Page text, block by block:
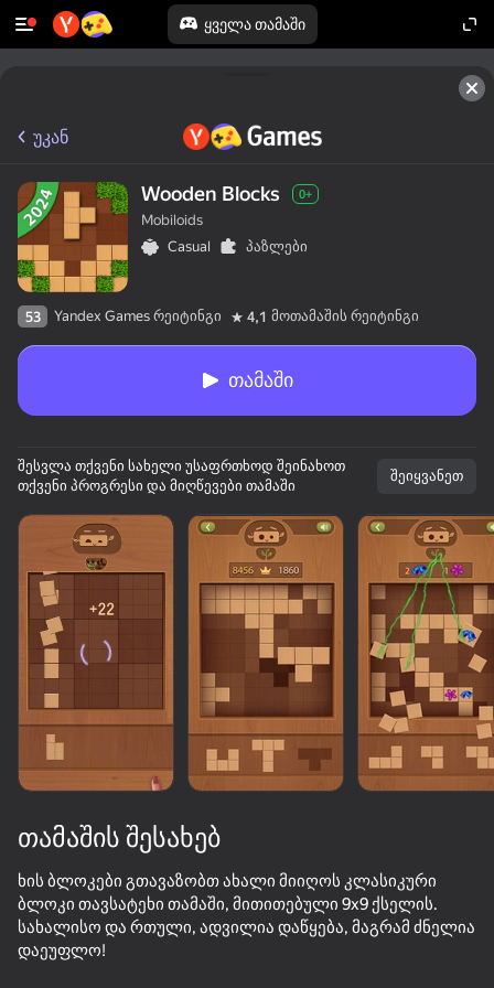
ყველა თამაში
50+ საუკეთესო თამაში. ყველას მიერ
საყვარელი. „არა-მოთამაშეებიც“ კი
უკან
Wooden Blocks 0+
Mobiloids
Casual
პაზლები
53 Yandex Games რეიტინგი 4,1 მოთამაშის რეიტინგი
თამაში
შესვლა თქვენი სახელი უსაფრთხოდ შეინახოთ
თქვენი პროგრესი და მიღწევები თამაში
შეიყვანეთ
თამაშის შესახებ
ხის ბლოკები გთავაზობთ ახალი მიიღოს კლასიკური
ბლოკი თავსატეხი თამაში, მითითებული 9x9 ქსელის.
სახალისო და რთული, ადვილია დაწყება, მაგრამ ძნელია
დაეუფლო!